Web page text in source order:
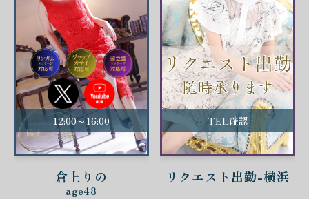
12:00～16:00
倉上りの
age48
TEL確認
リクエスト出勤-横浜